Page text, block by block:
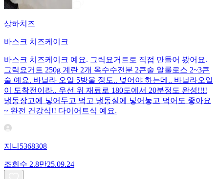
상하치즈
바스크 치즈케이크
바스크 치즈케이크 예요. 그릭요거트로 직접 만들어 봤어요.
그릭요거트 250g 계란 2개 옥수수전분 2큰술 알룰로스 2~3큰
술 예요. 바닐라 오일 5방울 정도.. 넣어야 하는데.. 바닐라오일
이 도착전이라.. 우선 위 재료로 180도에서 20분정도 완성!!!!
냉동장고에 넣어두고 먹고 냉동실에 넣어놓고 먹어도 좋아요
~ 완전 건강식!! 다이어트식 예요.
지니5368308
조회수 2.8만25.09.24